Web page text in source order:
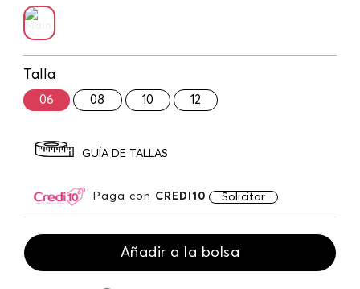
Talla
06 08 10 12
GUÍA DE TALLAS
Paga con CREDI10 Solicitar
Añadir a la bolsa